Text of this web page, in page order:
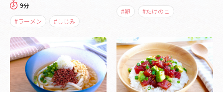
9分
#ラーメン
#しじみ
#卵
#たけのこ